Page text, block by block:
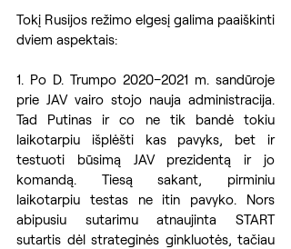
Tokį Rusijos režimo elgesį galima paaiškinti
dviem aspektais:
1. Po D. Trumpo 2020–2021 m. sandūroje
prie JAV vairo stojo nauja administracija.
Tad Putinas ir co ne tik bandė tokiu
laikotarpiu išplėšti kas pavyks, bet ir
testuoti būsimą JAV prezidentą ir jo
komandą. Tiesą sakant, pirminiu
laikotarpiu testas ne itin pavyko. Nors
abipusiu sutarimu atnaujinta START
sutartis dėl strateginės ginkluotės, tačiau